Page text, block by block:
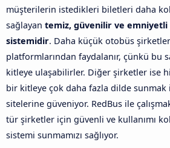
müşterilerin istedikleri biletleri daha
sağlayan temiz, güvenilir ve
sistemidir. Daha küçük otobüs
platformlarından faydalanır, çünkü bu
kitleye ulaşabilirler. Diğer şirketler ise
bir kitleye çok daha fazla dilde sunmak
sitelerine güveniyor. RedBus ile
tür şirketler için güvenli ve kullanımı
sistemi sunmamızı sağlıyor.